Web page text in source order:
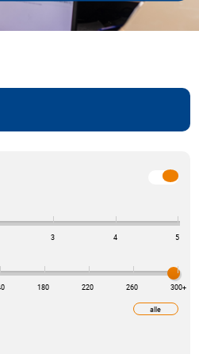
3 4 5
180 220 260 300+
alle